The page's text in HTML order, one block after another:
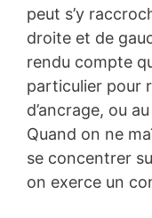
peut s’y
droite et de
rendu compte
particulier pour
d’ancrage, ou
Quand on ne
se concentrer
on exerce un